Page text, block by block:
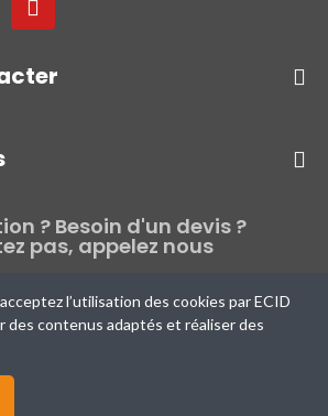
? Besoin d'un devis ?
pas, appelez nous
39 60 33 12
Groupe
l’utilisation des cookies par ECID
des contenus adaptés et réaliser des